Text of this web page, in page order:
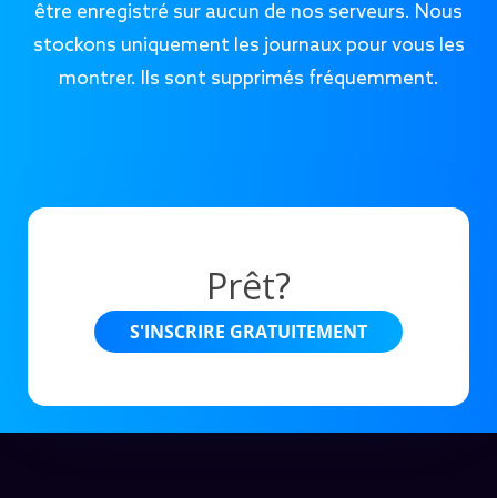
être enregistré sur aucun de nos serveurs. Nous
stockons uniquement les journaux pour vous les
montrer. Ils sont supprimés fréquemment.
Prêt?
S'INSCRIRE GRATUITEMENT